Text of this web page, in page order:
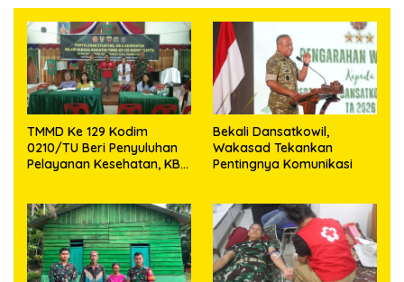
TMMD Ke 129 Kodim
0210/TU Beri Penyuluhan
Pelayanan Kesehatan, KB
Bekali Dansatkowil,
Wakasad Tekankan
Pentingnya Komunikasi